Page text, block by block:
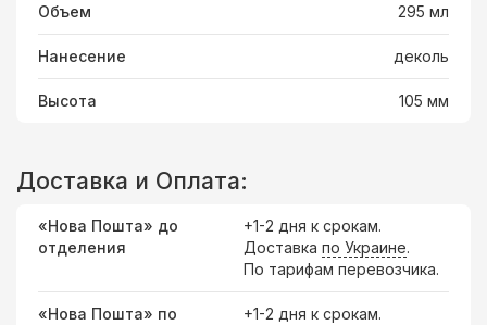
Объем 295 мл
Нанесение деколь
Высота 105 мм
Доставка и Оплата:
«Нова Пошта» до
отделения
+1-2 дня к срокам.
Доставка по Украине.
По тарифам перевозчика.
«Нова Пошта» по
+1-2 дня к срокам.